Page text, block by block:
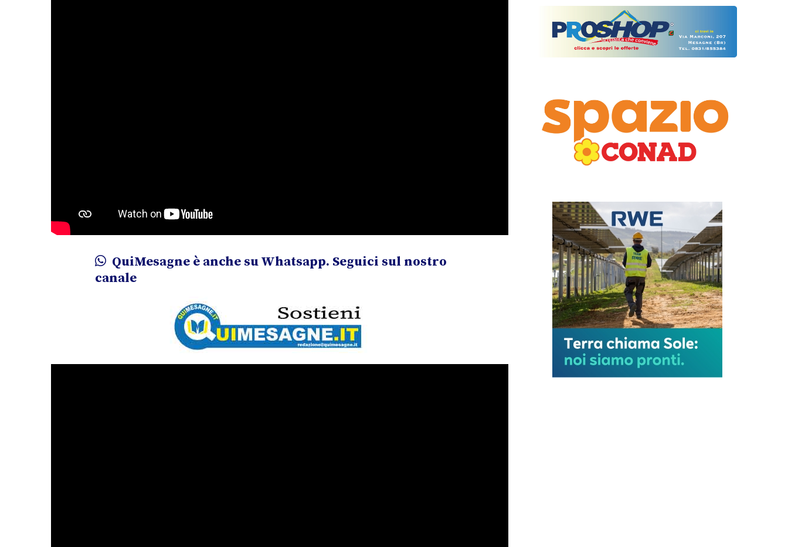
QuiMesagne è anche su Whatsapp. Seguici sul nostro
canale